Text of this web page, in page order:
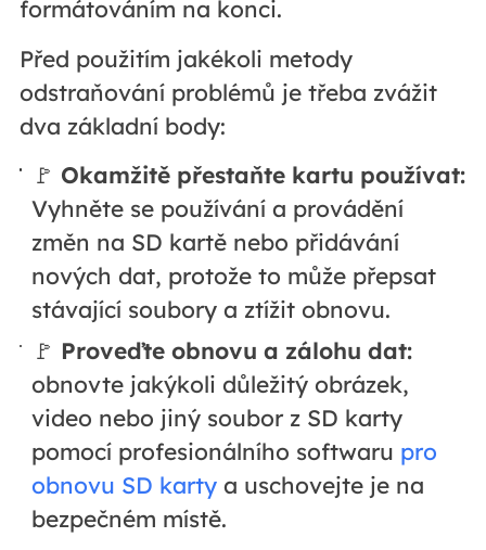
formátováním na konci.
Před použitím jakékoli metody
odstraňování problémů je třeba zvážit
dva základní body:
🚩 Okamžitě přestaňte kartu používat:
Vyhněte se používání a provádění
změn na SD kartě nebo přidávání
nových dat, protože to může přepsat
stávající soubory a ztížit obnovu.
🚩 Proveďte obnovu a zálohu dat:
obnovte jakýkoli důležitý obrázek,
video nebo jiný soubor z SD karty
pomocí profesionálního softwaru pro
obnovu SD karty a uschovejte je na
bezpečném místě.